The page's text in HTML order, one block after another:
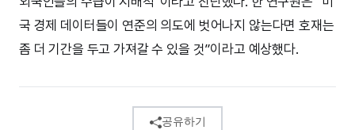
국 경제 데이터들이 연준의 의도에 벗어나지 않는다면 호재는
좀 더 기간을 두고 가져갈 수 있을 것”이라고 예상했다.
공유하기